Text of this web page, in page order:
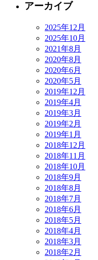
アーカイブ
2025年12月
2025年10月
2021年8月
2020年8月
2020年6月
2020年5月
2019年12月
2019年4月
2019年3月
2019年2月
2019年1月
2018年12月
2018年11月
2018年10月
2018年9月
2018年8月
2018年7月
2018年6月
2018年5月
2018年4月
2018年3月
2018年2月